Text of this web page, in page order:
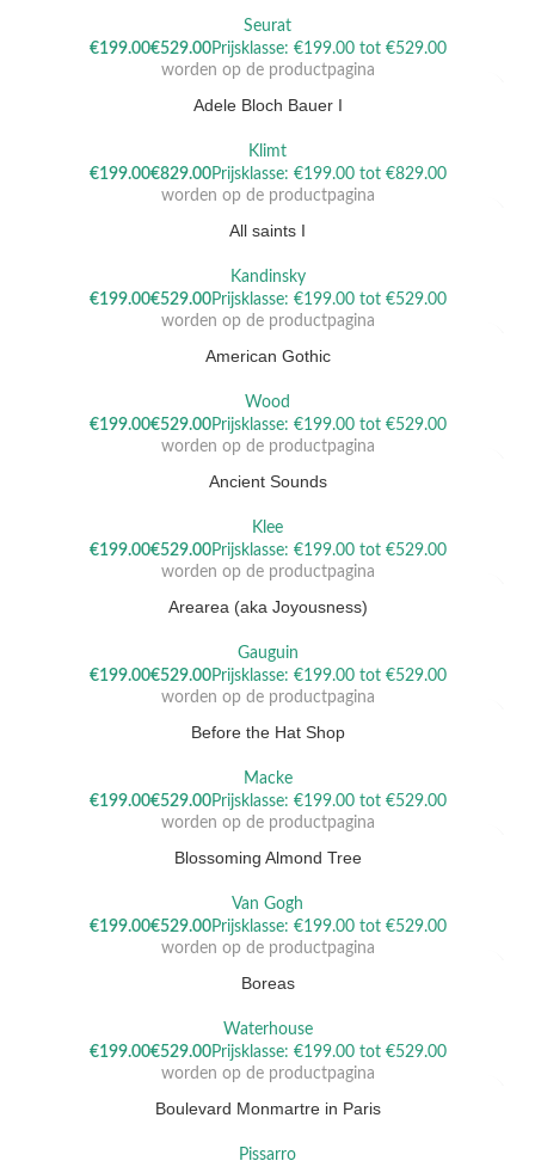
Seurat
€
€
Dit product heeft meerdere variaties. Deze optie kan gekozen
worden op de productpagina
Adele Bloch Bauer I
Klimt
€
€
Dit product heeft meerdere variaties. Deze optie kan gekozen
worden op de productpagina
All saints I
Kandinsky
€
€
Dit product heeft meerdere variaties. Deze optie kan gekozen
worden op de productpagina
American Gothic
Wood
€
€
Dit product heeft meerdere variaties. Deze optie kan gekozen
worden op de productpagina
Ancient Sounds
Klee
€
€
Dit product heeft meerdere variaties. Deze optie kan gekozen
worden op de productpagina
Arearea (aka Joyousness)
Gauguin
€
€
Dit product heeft meerdere variaties. Deze optie kan gekozen
worden op de productpagina
Before the Hat Shop
Macke
€
€
Dit product heeft meerdere variaties. Deze optie kan gekozen
worden op de productpagina
Blossoming Almond Tree
Van Gogh
€
€
Dit product heeft meerdere variaties. Deze optie kan gekozen
worden op de productpagina
Boreas
Waterhouse
€
€
Dit product heeft meerdere variaties. Deze optie kan gekozen
worden op de productpagina
Boulevard Monmartre in Paris
Pissarro